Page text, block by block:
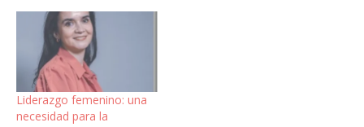
Liderazgo femenino: una
necesidad para la